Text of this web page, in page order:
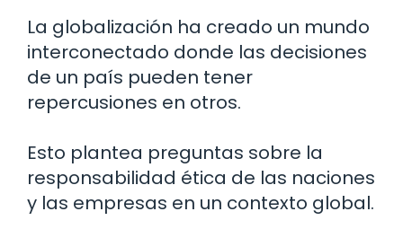
La globalización ha creado un mundo
interconectado donde las decisiones
de un país pueden tener
repercusiones en otros.
Esto plantea preguntas sobre la
responsabilidad ética de las naciones
y las empresas en un contexto global.